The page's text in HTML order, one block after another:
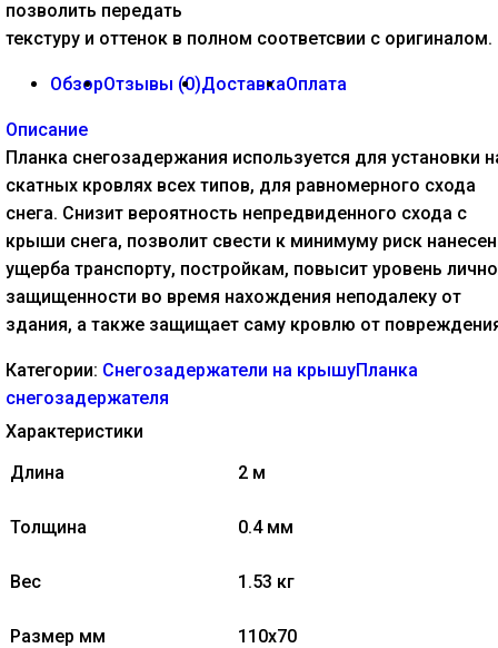
позволить передать
текстуру и оттенок в полном соответсвии с оригиналом.
ОбзорОтзывы (0)ДоставкаОплата
Описание
Планка снегозадержания используется для установки
скатных кровлях всех типов, для равномерного схода
снега. Снизит вероятность непредвиденного схода с
крыши снега, позволит свести к минимуму риск
ущерба транспорту, постройкам, повысит уровень
защищенности во время нахождения неподалеку от
здания, а также защищает саму кровлю от
Категории: Снегозадержатели на крышуПланка
снегозадержателя
Характеристики
Длина
2 м
Толщина 0.4 мм
Вес 1.53 кг
Размер мм 110х70